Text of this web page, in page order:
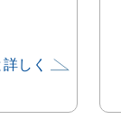
しく